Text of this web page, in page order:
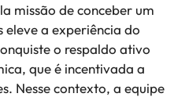
missão de conceber um
eleve a experiência do
o respaldo ativo
que é incentivada a
Nesse contexto, a equipe